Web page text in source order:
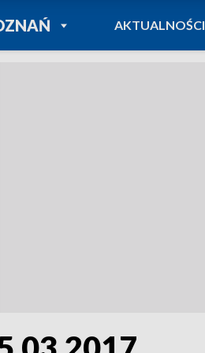
POWRÓT DO
TVP REGIONY
AKTUALNOŚCI